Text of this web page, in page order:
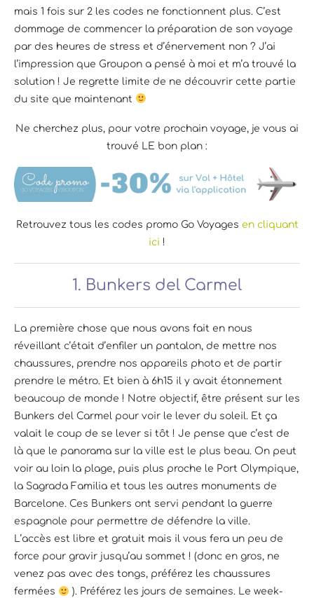
mais 1 fois sur 2 les codes ne fonctionnent plus. C’est
dommage de commencer la préparation de son voyage
par des heures de stress et d’énervement non ? J’ai
l’impression que Groupon a pensé à moi et m’a trouvé la
solution ! Je regrette limite de ne découvrir cette partie
du site que maintenant
Ne cherchez plus, pour votre prochain voyage, je vous ai
trouvé LE bon plan :
Retrouvez tous les codes promo Go Voyages en cliquant
ici !
1. Bunkers del Carmel
La première chose que nous avons fait en nous
réveillant c’était d’enfiler un pantalon, de mettre nos
chaussures, prendre nos appareils photo et de partir
prendre le métro. Et bien à 6h15 il y avait étonnement
beaucoup de monde ! Notre objectif, être présent sur les
Bunkers del Carmel pour voir le lever du soleil. Et ça
valait le coup de se lever si tôt ! Je pense que c’est de
là que le panorama sur la ville est le plus beau. On peut
voir au loin la plage, puis plus proche le Port Olympique,
la Sagrada Familia et tous les autres monuments de
Barcelone. Ces Bunkers ont servi pendant la guerre
espagnole pour permettre de défendre la ville.
L’accès est libre et gratuit mais il vous fera un peu de
force pour gravir jusqu’au sommet ! (donc en gros, ne
venez pas avec des tongs, préférez les chaussures
fermées
). Préférez les jours de semaines. Le week-